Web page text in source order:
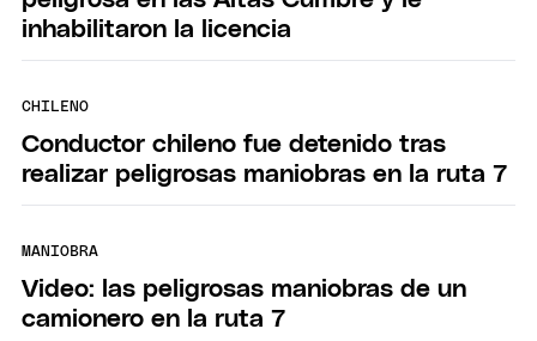
inhabilitaron la licencia
CHILENO
Conductor chileno fue detenido tras
realizar peligrosas maniobras en la ruta 7
MANIOBRA
Video: las peligrosas maniobras de un
camionero en la ruta 7